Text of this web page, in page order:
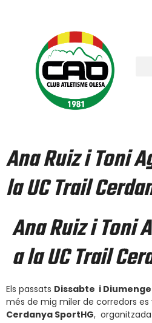
Ana Ruiz i Toni
la UC Trail
Ana Ruiz i Toni
a la UC Trail
Els passats Dissabte i
més de mig miler de corredors es
Cerdanya SportHG, organitzada